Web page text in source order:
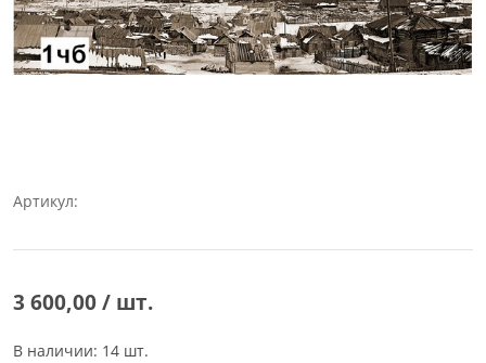
Артикул:
3 600,00 / шт.
В наличии: 14 шт.